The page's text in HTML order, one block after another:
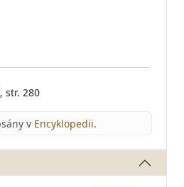
, str. 280
v Encyklopedii.